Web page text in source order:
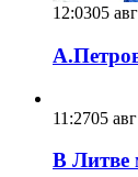
12:0305
11:2705
В Литве